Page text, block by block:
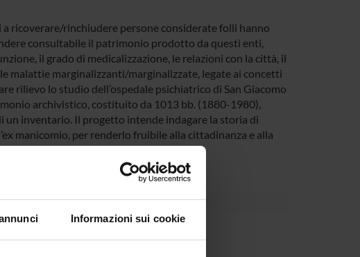
Informazioni sui cookie
ricoverare/rinchiudere persone considerate folli hanno
consultabile il patrimonio prodotto da questi enti,
il grado di medicalizzazione, le relazioni con la città, il
malattie marginalizzanti/marginalizzate, legate ai concetti
rilievo lo studio dell’ospedale psichiatrico di San Giacomo
archivistico, costituito da 1013 bb. (1880-1980),
un inventario. Il progetto intende indagare la storia di
manicomio, per renderlo fruibile alla cittadinanza e alla